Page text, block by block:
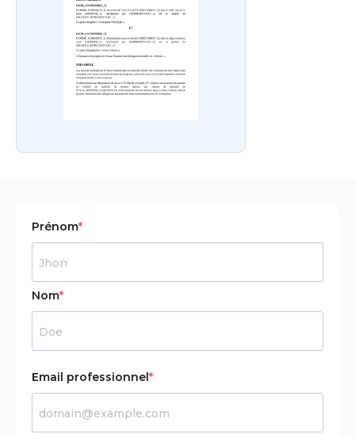
Prénom
Nom
Email professionnel